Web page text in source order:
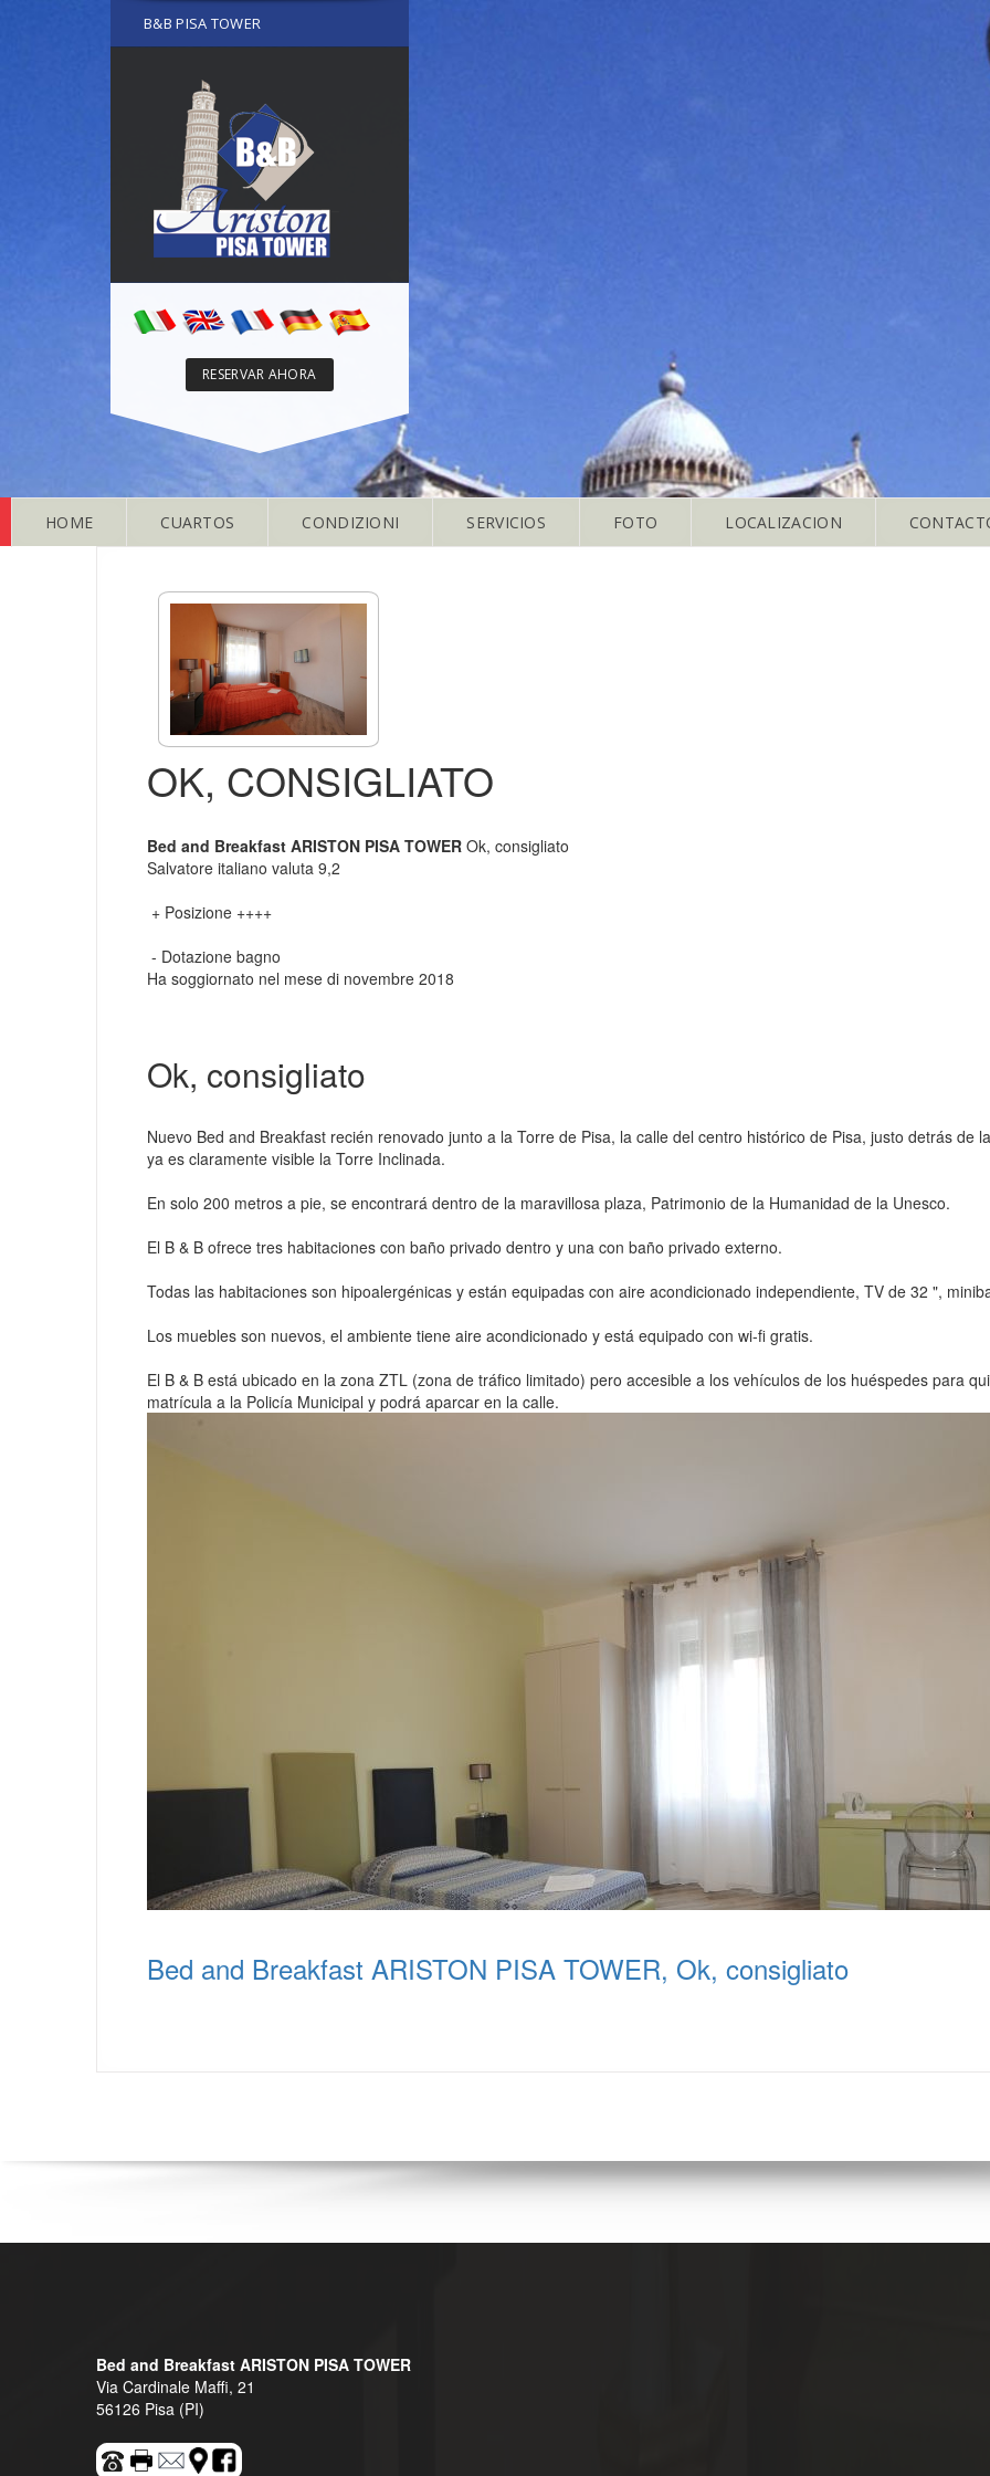
B&B PISA TOWER
RESERVAR AHORA
HOME CUARTOS CONDIZIONI SERVICIOS FOTO LOCALIZACION
OK, CONSIGLIATO
Bed and Breakfast ARISTON PISA TOWER Ok, consigliato
Salvatore italiano valuta 9,2
+ Posizione ++++
- Dotazione bagno
Ha soggiornato nel mese di novembre 2018
Ok, consigliato
Nuevo Bed and Breakfast recién renovado junto a la Torre de Pisa, la calle del centro histórico de Pisa, justo detrás de
ya es claramente visible la Torre Inclinada.
En solo 200 metros a pie, se encontrará dentro de la maravillosa plaza, Patrimonio de la Humanidad de la Unesco.
El B & B ofrece tres habitaciones con baño privado dentro y una con baño privado externo.
Todas las habitaciones son hipoalergénicas y están equipadas con aire acondicionado independiente, TV de 32 ",
Los muebles son nuevos, el ambiente tiene aire acondicionado y está equipado con wi-fi gratis.
El B & B está ubicado en la zona ZTL (zona de tráfico limitado) pero accesible a los vehículos de los huéspedes para
matrícula a la Policía Municipal y podrá aparcar en la calle.
Bed and Breakfast ARISTON PISA TOWER, Ok, consigliato
Bed and Breakfast ARISTON PISA TOWER
Via Cardinale Maffi, 21
56126 Pisa (PI)